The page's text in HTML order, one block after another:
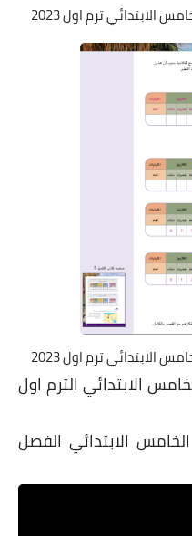
الابتدائي ترم اول 2023
الابتدائي ترم اول 2023
الابتدائي الترم اول
الابتدائي الفصل